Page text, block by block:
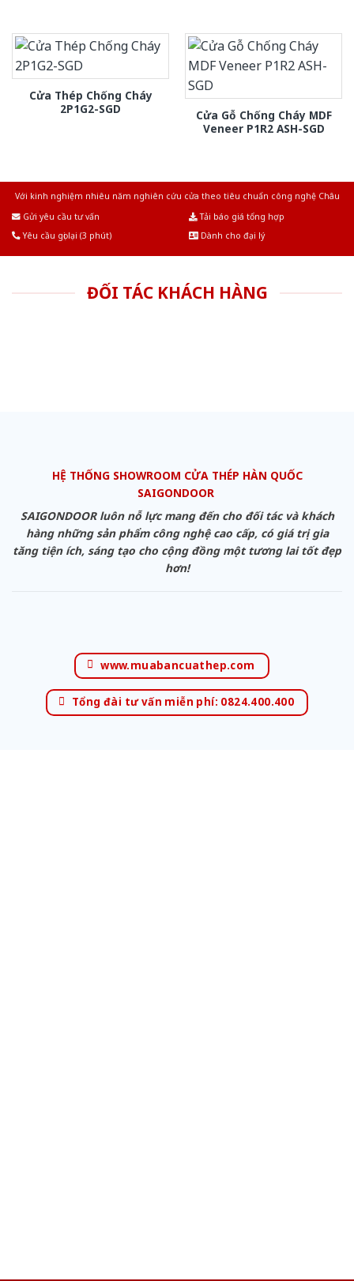
Cửa Thép Chống Cháy
2P1G2-SGD
Cửa Gỗ Chống Cháy MDF
Veneer P1R2 ASH-SGD
Với kinh nghiệm nhiêu năm nghiên cứu cửa theo tiêu chuẩn công nghệ Châu
Gửi yêu cầu tư vấn
Tải báo giá tổng hợp
Yêu cầu gọi lại (3 phút)
Dành cho đại lý
ĐỐI TÁC KHÁCH HÀNG
HỆ THỐNG SHOWROOM CỬA THÉP HÀN QUỐC
SAIGONDOOR
SAIGONDOOR luôn nỗ lực mang đến cho đối tác và khách
hàng những sản phẩm công nghệ cao cấp, có giá trị gia
tăng tiện ích, sáng tạo cho cộng đồng một tương lai tốt đẹp
hơn!
www.muabancuathep.com
Tổng đài tư vấn miễn phí: 0824.400.400